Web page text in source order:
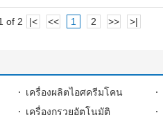
of 2 |< << 1 2 >> >|
เครื่องผลิตไอศครีมโคน
เครื่องกรวยอัตโนมัติ